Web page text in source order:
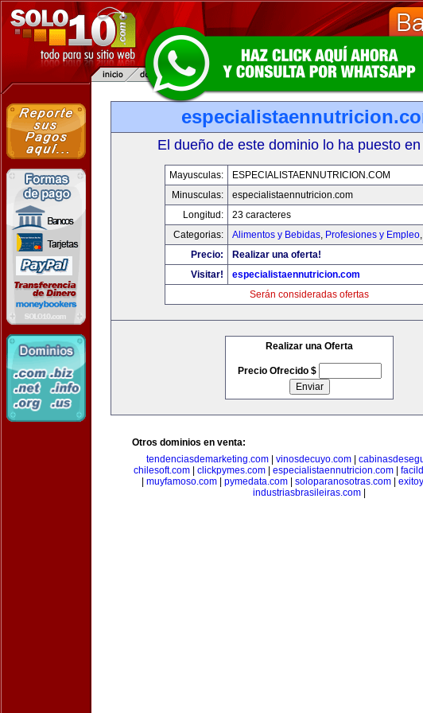
El dueño de este dominio lo ha puesto
Mayusculas:
ESPECIALISTAENNUTRICION.COM
Minusculas:
especialistaennutricion.com
Longitud:
23 caracteres
Categorias:
Alimentos y Bebidas, Profesiones y Empleo,
Precio:
Realizar una oferta!
Visitar!
especialistaennutricion.com
Serán consideradas ofertas
Realizar una Oferta
Precio Ofrecido $
Otros dominios en venta:
tendenciasdemarketing.com| vinosdecuyo.com|
chilesoft.com
clickpymes.com especialistaennutricion.com
muyfamoso.com pymedata.com soloparanosotras.com
industriasbrasileiras.com